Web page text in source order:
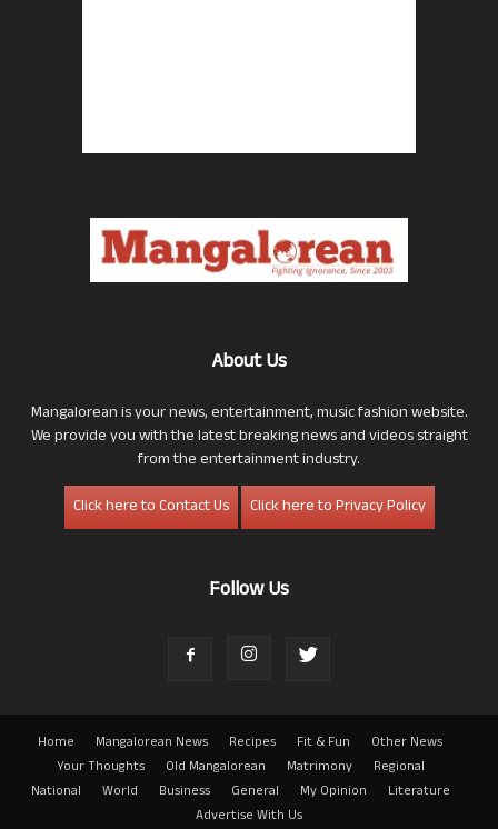
About Us
Mangalorean is your news, entertainment, music fashion website.
We provide you with the latest breaking news and videos straight
from the entertainment industry.
Click here to Contact Us
Click here to Privacy Policy
Follow Us
Home Mangalorean News Recipes Fit & Fun
Other News
Your Thoughts
Old Mangalorean Matrimony
Regional
National
World Business General My Opinion
Literature
Advertise With Us